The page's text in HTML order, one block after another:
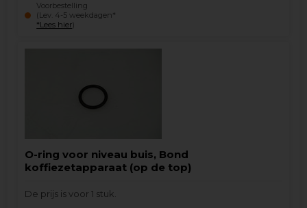
Voorbestelling
(Lev. 4-5 weekdagen*
*Lees hier)
O-ring voor niveau buis, Bond
koffiezetapparaat (op de top)
De prijs is voor 1 stuk.